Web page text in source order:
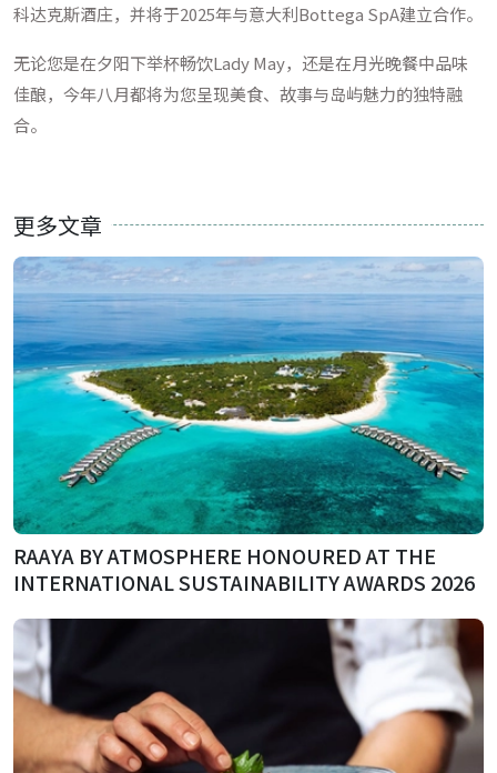
科达克斯酒庄，并将于2025年与意大利Bottega SpA建立合作。
无论您是在夕阳下举杯畅饮Lady May，还是在月光晚餐中品味
佳酿，今年八月都将为您呈现美食、故事与岛屿魅力的独特融
合。
更多文章
RAAYA BY ATMOSPHERE HONOURED AT THE
INTERNATIONAL SUSTAINABILITY AWARDS 2026